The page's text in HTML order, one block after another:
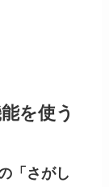
を使う
「さがし